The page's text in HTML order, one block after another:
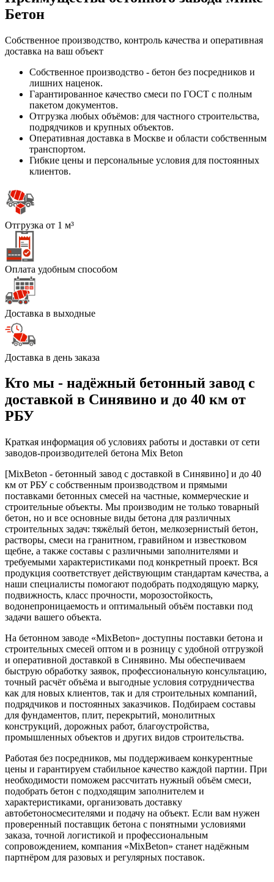
Бетон
Собственное производство, контроль качества и оперативная
доставка на ваш объект
Собственное производство - бетон без посредников и
лишних наценок.
Гарантированное качество смеси по ГОСТ с полным
пакетом документов.
Отгрузка любых объёмов: для частного строительства,
подрядчиков и крупных объектов.
Оперативная доставка в Москве и области собственным
транспортом.
Гибкие цены и персональные условия для постоянных
клиентов.
Отгрузка от 1 м³
Оплата удобным способом
Доставка в выходные
Доставка в день заказа
Кто мы - надёжный бетонный завод с
доставкой в Синявино и до 40 км от
РБУ
Краткая информация об условиях работы и доставки от сети
заводов-производителей бетона Mix Beton
[MixBeton - бетонный завод с доставкой в Синявино] и до 40
км от РБУ с собственным производством и прямыми
поставками бетонных смесей на частные, коммерческие и
строительные объекты. Мы производим не только товарный
бетон, но и все основные виды бетона для различных
строительных задач: тяжёлый бетон, мелкозернистый бетон,
растворы, смеси на гранитном, гравийном и известковом
щебне, а также составы с различными заполнителями и
требуемыми характеристиками под конкретный проект. Вся
продукция соответствует действующим стандартам качества, а
наши специалисты помогают подобрать подходящую марку,
подвижность, класс прочности, морозостойкость,
водонепроницаемость и оптимальный объём поставки под
задачи вашего объекта.
На бетонном заводе «MixBeton» доступны поставки бетона и
строительных смесей оптом и в розницу с удобной отгрузкой
и оперативной доставкой в Синявино. Мы обеспечиваем
быструю обработку заявок, профессиональную консультацию,
точный расчёт объёма и выгодные условия сотрудничества
как для новых клиентов, так и для строительных компаний,
подрядчиков и постоянных заказчиков. Подбираем составы
для фундаментов, плит, перекрытий, монолитных
конструкций, дорожных работ, благоустройства,
промышленных объектов и других видов строительства.
Работая без посредников, мы поддерживаем конкурентные
цены и гарантируем стабильное качество каждой партии. При
необходимости поможем рассчитать нужный объём смеси,
подобрать бетон с подходящим заполнителем и
характеристиками, организовать доставку
автобетоносмесителями и подачу на объект. Если вам нужен
проверенный поставщик бетона с понятными условиями
заказа, точной логистикой и профессиональным
сопровождением, компания «MixBeton» станет надёжным
партнёром для разовых и регулярных поставок.